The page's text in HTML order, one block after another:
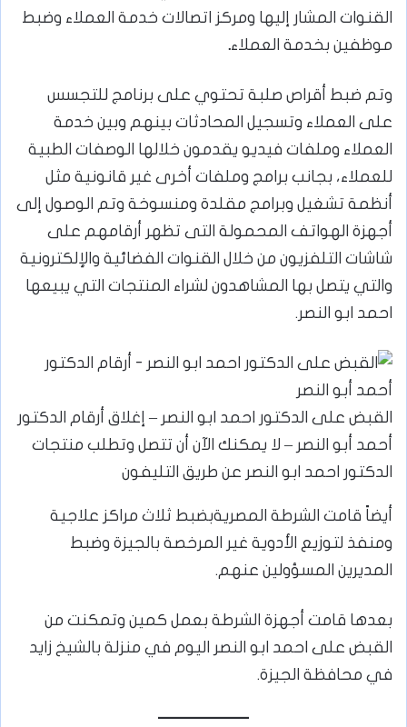
القنوات المشار إليها ومركز اتصالات خدمة العملاء وضبط
موظفين بخدمة العملاء.
وتم ضبط أقراص صلبة تحتوي على برنامج للتجسس
على العملاء وتسجيل المحادثات بينهم وبين خدمة
العملاء وملفات فيديو يقدمون خلالها الوصفات الطبية
للعملاء، بجانب برامج وملفات أخرى غير قانونية مثل
أنظمة تشغيل وبرامج مقلدة ومنسوخة وتم الوصول إلى
أجهزة الهواتف المحمولة التى تظهر أرقامهم على
شاشات التلفزيون من خلال القنوات الفضائية والإلكترونية
والتي يتصل بها المشاهدون لشراء المنتجات التي يبيعها
احمد ابو النصر.
القبض على الدكتور احمد ابو النصر – إغلاق أرقام الدكتور
أحمد أبو النصر – لا يمكنك الآن أن تتصل وتطلب منتجات
الدكتور احمد ابو النصر عن طريق التليفون
أيضاً قامت الشرطة المصريةبضبط ثلاث مراكز علاجية
ومنفذ لتوزيع الأدوية غير المرخصة بالجيزة وضبط
المديرين المسؤولين عنهم.
بعدها قامت أجهزة الشرطة بعمل كمين وتمكنت من
القبض على احمد ابو النصر اليوم في منزلة بالشيخ زايد
في محافظة الجيزة.